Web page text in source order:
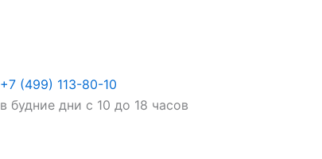
+7 (499) 113-80-10
в будние дни с 10 до 18 часов